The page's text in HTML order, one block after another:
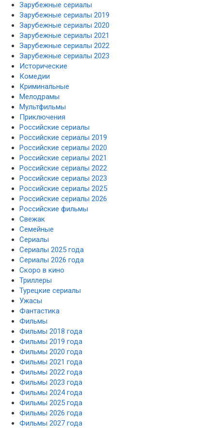
Зарубежные сериалы
Зарубежные сериалы 2019
Зарубежные сериалы 2020
Зарубежные сериалы 2021
Зарубежные сериалы 2022
Зарубежные сериалы 2023
Исторические
Комедии
Криминальные
Мелодрамы
Мультфильмы
Приключения
Российские сериалы
Российские сериалы 2019
Российские сериалы 2020
Российские сериалы 2021
Российские сериалы 2022
Российские сериалы 2023
Российские сериалы 2025
Российские сериалы 2026
Российские фильмы
Свежак
Семейные
Сериалы
Сериалы 2025 года
Сериалы 2026 года
Скоро в кино
Триллеры
Турецкие сериалы
Ужасы
Фантастика
Фильмы
Фильмы 2018 года
Фильмы 2019 года
Фильмы 2020 года
Фильмы 2021 года
Фильмы 2022 года
Фильмы 2023 года
Фильмы 2024 года
Фильмы 2025 года
Фильмы 2026 года
Фильмы 2027 года